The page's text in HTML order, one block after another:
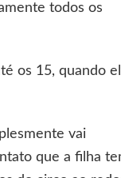
todos os
os 15, quando
vai
que a filha